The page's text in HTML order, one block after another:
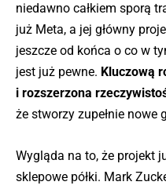
niedawno całkiem sporą
już Meta, a jej główny
jeszcze od końca o co w
jest już pewne. Kluczową
i rozszerzona
że stworzy zupełnie nowe
Wygląda na to, że projekt
sklepowe półki. Mark